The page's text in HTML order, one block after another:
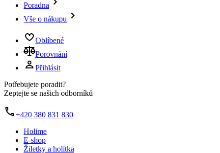
Poradna
Vše o nákupu
Oblíbené
Porovnání
Přihlásit
Potřebujete poradit?
Zeptejte se našich odborníků
+420 380 831 830
Holime
E-shop
Žiletky a holítka